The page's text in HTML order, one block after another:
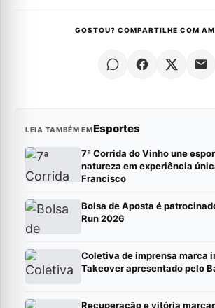
GOSTOU? COMPARTILHE COM
LEIA TAMBÉM EMEsportes
7ª Corrida do Vinho une
natureza em experiência
Francisco
Bolsa de Aposta é
Run 2026
Coletiva de imprensa marca
Takeover apresentado pelo
Recuperação e vitória